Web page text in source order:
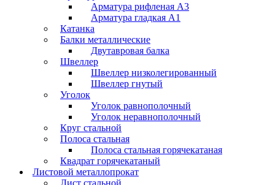
Арматура рифленая А3
Арматура гладкая А1
Катанка
Балки металлические
Двутавровая балка
Швеллер
Швеллер низколегированный
Швеллер гнутый
Уголок
Уголок равнополочный
Уголок неравнополочный
Круг стальной
Полоса стальная
Полоса стальная горячекатаная
Квадрат горячекатаный
Листовой металлопрокат
Лист стальной